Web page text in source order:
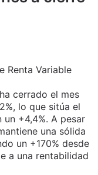
Renta Variable
cerrado el mes
lo que sitúa el
+4,4%. A pesar
una sólida
un +170% desde
a una rentabilidad